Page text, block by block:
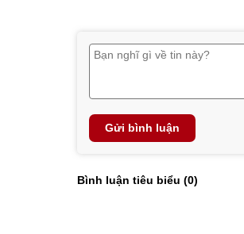
Gửi bình luận
Bình luận tiêu biểu (0)